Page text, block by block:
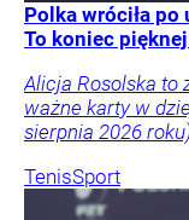
Polka wróciła po
To koniec
Alicja Rosolska to
ważne karty w
sierpnia 2026
TenisSport